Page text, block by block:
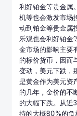
利好铂金等贵金属
机等也会激发市场
动到铂金等贵金属
乐观也会利好铂金
金市场的影响主要
的标价货币，因而
变动，美元下跌，
是黄金作为美元资
的几年，金价的不
的大幅下跌。从近
持的大概80%的负